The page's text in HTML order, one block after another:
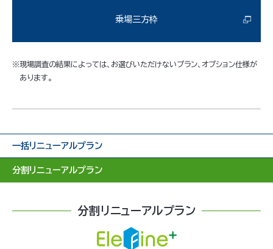
乗場三方枠
※現場調査の結果によっては、お選びいただけないプラン、オプション仕様が
あります。
一括リニューアルプラン
分割リニューアルプラン
分割リニューアルプラン